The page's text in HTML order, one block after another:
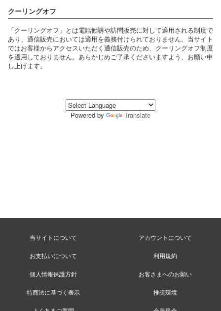
クーリングオフ
「クーリングオフ」とは電話勧誘や訪問販売に対して適用される制度で
あり、通信販売においては適用を義務付けられておりません。当サイト
ではお客様からアクセスいただく通信販売のため、クーリングオフ制度
を適用しておりません。あらかじめご了承くださいますよう、お願い申
し上げます。
Powered by Translate
当サイトについて アカウントについて
お支払いについて 利用規約
個人情報保護方針 お客さまへのお願い
特商法に基づく表示 推奨環境